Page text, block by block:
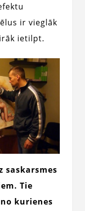
ir vieglāk
ietilpt.
saskarsmes
Tie
kurienes